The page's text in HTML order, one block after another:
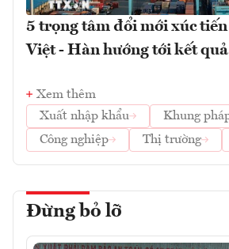
5 trọng tâm đổi mới xúc
Việt - Hàn hướng tới kết
Xem thêm
Xuất nhập khẩu
Khung
Công nghiệp
Thị trường
Đừng bỏ lỡ